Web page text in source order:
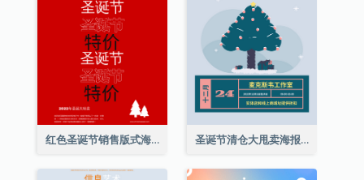
红色圣诞节销售版式海报 圣诞节清仓大甩卖海报